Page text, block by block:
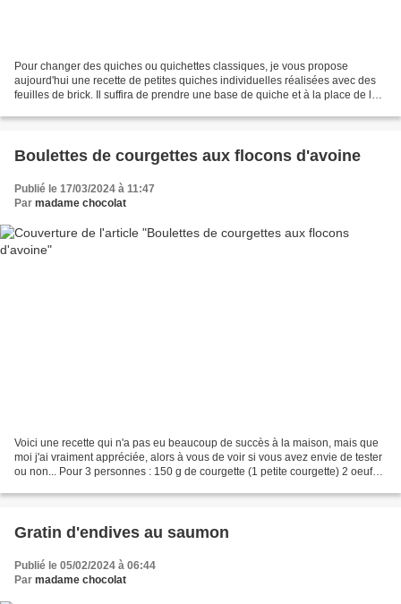
Pour changer des quiches ou quichettes classiques, je vous propose
aujourd'hui une recette de petites quiches individuelles réalisées avec des
feuilles de brick. Il suffira de prendre une base de quiche et à la place de la
Boulettes de courgettes aux flocons d'avoine
Publié le 17/03/2024 à 11:47
Par madame chocolat
Voici une recette qui n'a pas eu beaucoup de succès à la maison, mais que
moi j'ai vraiment appréciée, alors à vous de voir si vous avez envie de tester
ou non... Pour 3 personnes : 150 g de courgette (1 petite courgette) 2 oeufs
Gratin d'endives au saumon
Publié le 05/02/2024 à 06:44
Par madame chocolat